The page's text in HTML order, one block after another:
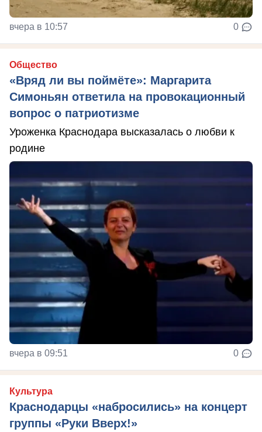
вчера в 10:57 0
Общество
«Вряд ли вы поймёте»: Маргарита
Симоньян ответила на провокационный
вопрос о патриотизме
Уроженка Краснодара высказалась о любви к
родине
вчера в 09:51 0
Культура
Краснодарцы «набросились» на концерт
группы «Руки Вверх!»